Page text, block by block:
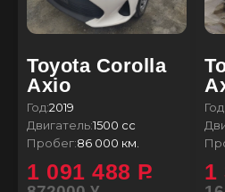
Toyota Corolla
Axio
Год:2019
Двигатель:1500 сс
Пробег:86 000 км.
1 091 488 P
Год:
1